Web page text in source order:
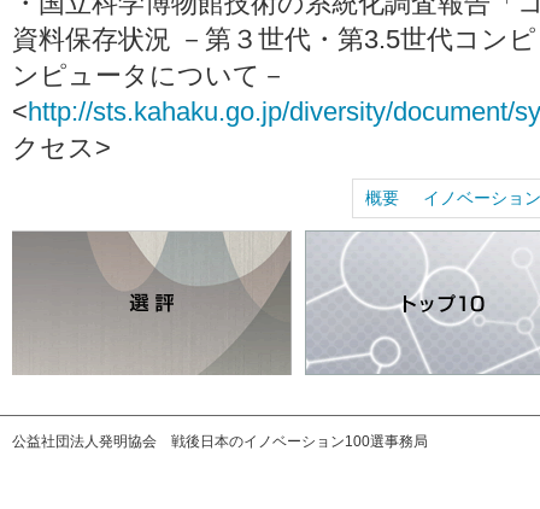
資料保存状況 －第３世代・第3.5世代コン
ンピュータについて－
<http://sts.kahaku.go.jp/diversity/document/
クセス>
イノベーショ
概要
公益社団法人発明協会 戦後日本のイノベーション100選事務局